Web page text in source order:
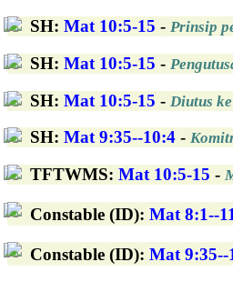
SH: Mat 10:5-15 - Prinsip
SH: Mat 10:5-15 -
SH: Mat 10:5-15 - Diutus
SH: Mat 9:35--10:4 -
TFTWMS: Mat 10:5-15 -
Constable (ID): Mat 8:1--
Constable (ID): Mat 9:35--